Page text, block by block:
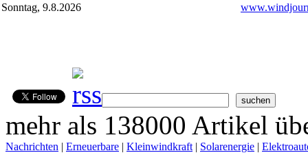
Sonntag, 9.8.2026
mehr als 138000 Artikel
Nachrichten | Erneuerbare | Kleinwindkraft | Solarenergie |